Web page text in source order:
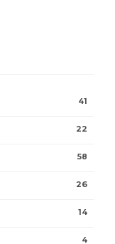
41
22
58
26
14
4